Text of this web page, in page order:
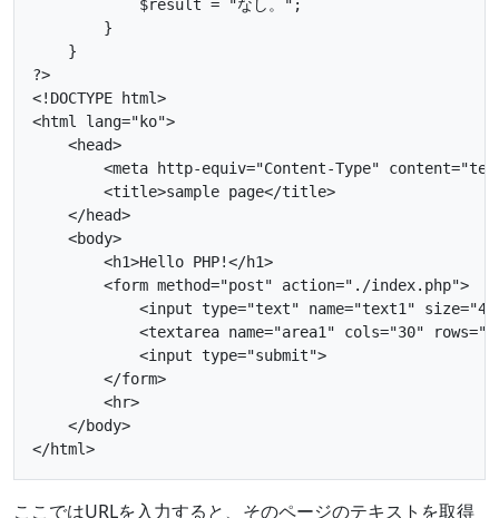
            $result = "なし。";
        }
    }
?>
<!DOCTYPE html>
<html lang="ko">
    <head>
<meta http-equiv="Content-Type"
        <title>sample page</title>
    </head>
    <body>
        <h1>Hello PHP!</h1>
        <form method="post" action="./index.php">
<input type="text" name="text1"
<textarea name="area1" cols="30"
            <input type="submit">
        </form>
        <hr>
    </body>
ここではURLを入力すると、そのページのテキストを取得